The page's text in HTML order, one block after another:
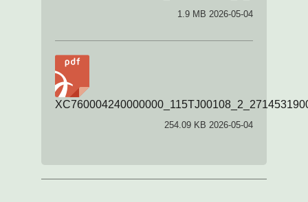
1.9 MB 2026-05-04
254.09 KB 2026-05-04